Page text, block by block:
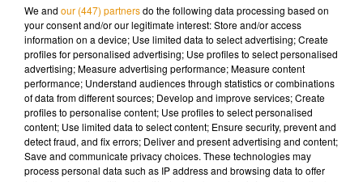
moins de la moitié des Françaisqui payent un
abonnement… qu’ils n’utilisent pas. Une situation qui
pouvait arriver parce que, très souvent, les démarches pour
se désabonner relevaient du parcours du combattant.
Mais avec la nouvelle loi de la rentrée, toutes ces galères
sont (normalement) terminées.
We and our (447) partnersdo the following data processing based on
your consent and/or our legitimate interest: Store and/or access
information on a device; Use limited data to select advertising; Create
profiles for personalised advertising; Use profiles to select personalised
advertising; Measure advertising performance; Measure content
performance; Understand audiences through statistics or combinations
of data from different sources; Develop and improve services; Create
profiles to personalise content; Use profiles to select personalised
content; Use limited data to select content; Ensure security, prevent and
detect fraud, and fix errors; Deliver and present advertising and content;
Save and communicate privacy choices. These technologies may
process personal data such as IP address and browsing data to offer